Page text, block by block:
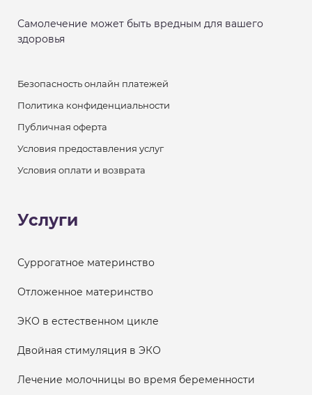
Самолечение может быть вредным для вашего
здоровья
Безопасность онлайн платежей
Политика конфиденциальности
Публичная оферта
Условия предоставления услуг
Условия оплати и возврата
Услуги
Суррогатное материнство
Отложенное материнство
ЭКО в естественном цикле
Двойная стимуляция в ЭКО
Лечение молочницы во время беременности